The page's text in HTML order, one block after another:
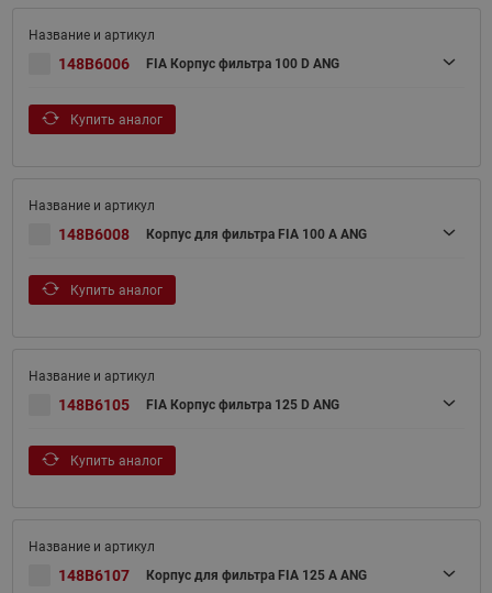
148B6006 FIA Корпус фильтра 100 D ANG
Купить аналог
148B6008 Корпус для фильтра FIA 100 A ANG
Купить аналог
148B6105 FIA Корпус фильтра 125 D ANG
Купить аналог
148B6107 Корпус для фильтра FIA 125 A ANG